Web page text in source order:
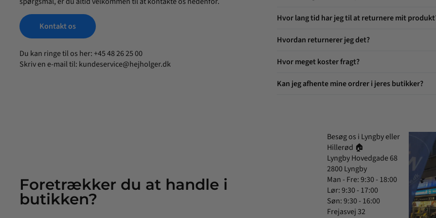
Kontakt os
Du kan ringe til os her: +45 48 26 25 00
Skriv en e-mail til: kundeservice@hejholger.dk
Hvor lang tid har jeg til at returnere mit
Hvordan returnerer jeg det?
Hvor meget koster fragt?
Kan jeg afhente mine ordrer i jeres butikker?
Foretrækker du at handle i
butikken?
Besøg os i Lyngby eller
Hillerød 🏠
Lyngby Hovedgade 68
2800 Lyngby
Man - Fre: 9:30 - 18:00
Lør: 9:30 - 17:00
Søn: 9:30 - 16:00
Frejasvej 32